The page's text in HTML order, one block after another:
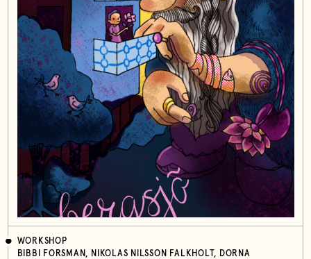
WORKSHOP
BIBBI FORSMAN, NIKOLAS NILSSON FALKHOLT, DORNA